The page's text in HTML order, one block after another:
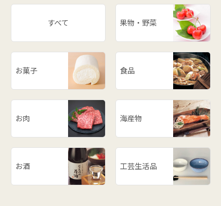
すべて 果物・野菜
お菓子 食品
お肉 海産物
お酒 工芸生活品